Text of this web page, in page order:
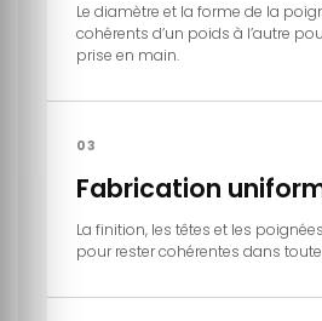
Le diamètre et la forme de la
cohérents d’un poids à l’autre
prise en main.
03
Fabrication
La finition, les têtes et les
pour rester cohérentes dans